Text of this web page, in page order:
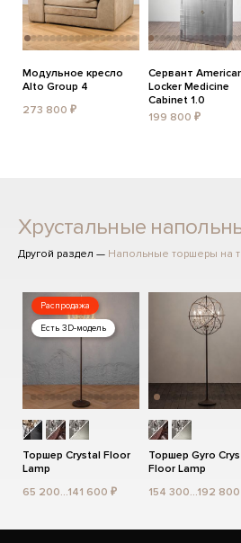
Модульное кресло
Alto Group 4
273 800 ₽
Сервант
Locker Medicine
Cabinet 1.0
199 800 ₽
Хрустальные
Другой раздел — Напольные торшеры на
Распродажа
Есть 3D-модель
Торшер Crystal Floor
Lamp
65 200...141 600 ₽
Торшер Gyro
Floor Lamp
154 300...192